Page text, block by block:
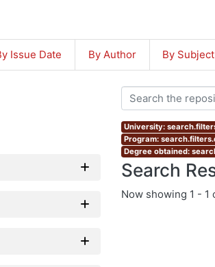
Issue Date By Author By Subject
University:
Program:
Degree obtained:
Search
Now showing 1 - 1